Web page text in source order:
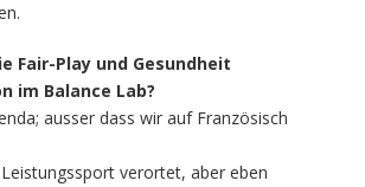
Fair-Play und Gesundheit
im Balance Lab?
ausser dass wir auf Französisch
verortet, aber eben